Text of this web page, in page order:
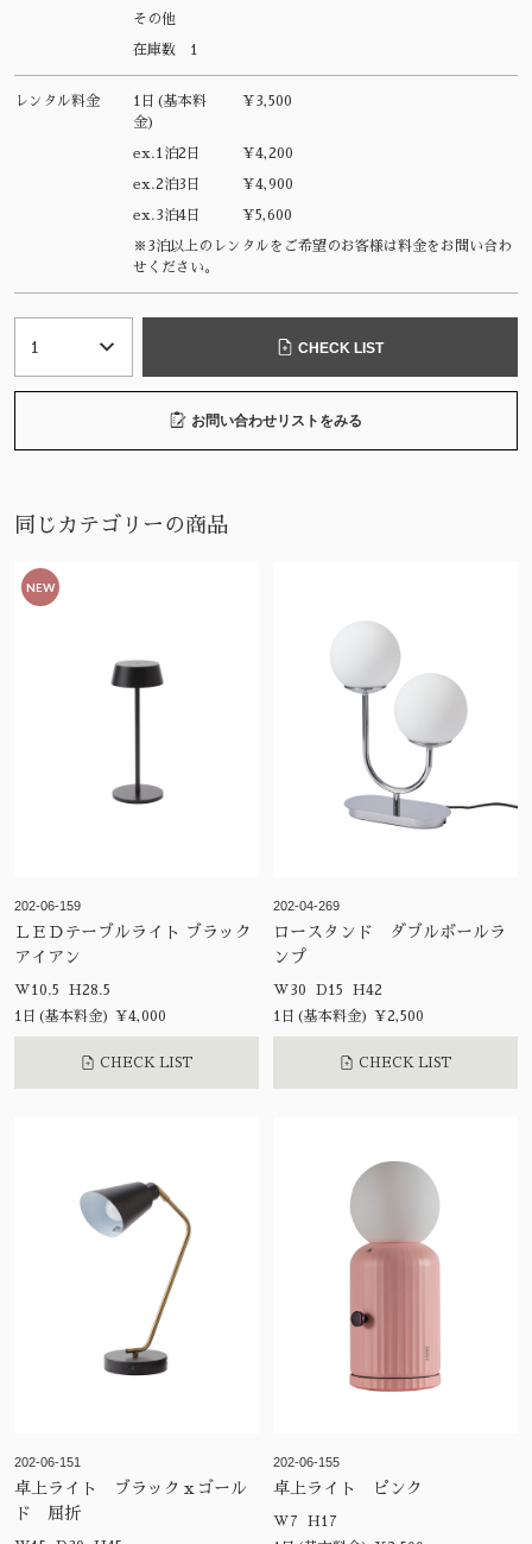
その他
在庫数 1
レンタル料金
1日(基本料
金)
¥3,500
ex.1泊2日 ¥4,200
ex.2泊3日 ¥4,900
ex.3泊4日 ¥5,600
※3泊以上のレンタルをご希望のお客様は料金をお問い合わ
せください。
CHECK LIST
お問い合わせリストをみる
同じカテゴリーの商品
NEW
202-06-159
ＬＥＤテーブルライト ブラック
アイアン
W10.5 H28.5
1日(基本料金) ¥4,000
CHECK LIST
202-04-269
ロースタンド ダブルボールラ
ンプ
W30 D15 H42
1日(基本料金) ¥2,500
CHECK LIST
202-06-151
卓上ライト ブラックｘゴール
ド 屈折
202-06-155
卓上ライト ピンク
W7 H17